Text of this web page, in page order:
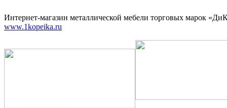
Интернет-магазин металлической мебели торговых марок
www.1kopeika.ru